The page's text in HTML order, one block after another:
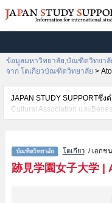
ข้อมูลมหาวิทยาลัย,บัณฑิตวิทยาลั
จาก โตเกียวบัณฑิตวิทยาลัย >
JAPAN STUDY SUPPORTซึ่ง
Cultural Association และ
ระดับมหาวิทยาลัย・บัณฑิตวิท
เช่นGraduate school of
เป็นต้น,ข้อมูลของแต่ละสาขาวิจั
ที่รับสมัครหรือจำนวนคนที่ผ่านก
โตเกียว/ เอกชน
跡見学園女子大学|